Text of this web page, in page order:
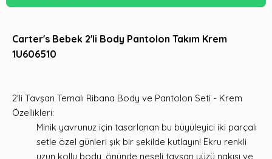
Carter's Bebek 2'li Body Pantolon Takım Krem
1U606510
2'li Tavşan Temalı Ribana Body ve Pantolon Seti - Krem
Özellikleri:
Minik yavrunuz için tasarlanan bu büyüleyici iki parçalı
setle özel günleri şık bir şekilde kutlayın! Ekru renkli
uzun kollu body, önünde neşeli tavşan yüzü nakışı ve